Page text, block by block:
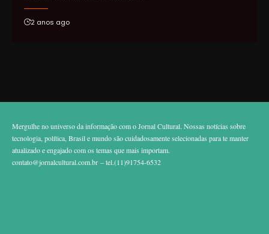
2 anos ago
Mergulhe no universo da informação com o Jornal Cultural. Nossas notícias sobre
tecnologia, política, Brasil e mundo são cuidadosamente selecionadas para te manter
atualizado e engajado com os temas que mais importam.
contato@jornalcultural.com.br – tel.(11)91754-6532